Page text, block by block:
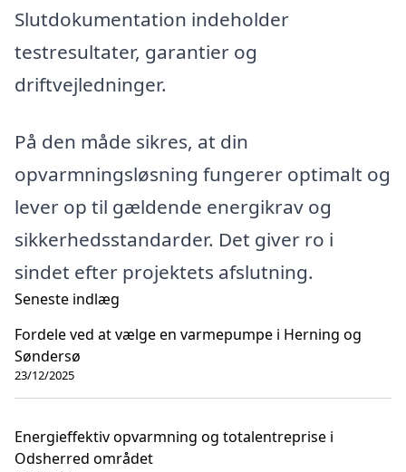
Slutdokumentation indeholder
testresultater, garantier og
driftvejledninger.
På den måde sikres, at din
opvarmningsløsning fungerer optimalt og
lever op til gældende energikrav og
sikkerhedsstandarder. Det giver ro i
sindet efter projektets afslutning.
Seneste indlæg
Fordele ved at vælge en varmepumpe i Herning og
Søndersø
23/12/2025
Energieffektiv opvarmning og totalentreprise i
Odsherred området